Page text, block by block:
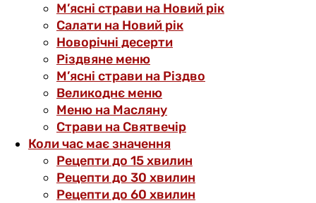
М’ясні страви на Новий рік
Салати на Новий рік
Новорічні десерти
Різдвяне меню
М’ясні страви на Різдво
Великоднє меню
Меню на Масляну
Страви на Святвечір
Коли час має значення
Рецепти до 15 хвилин
Рецепти до 30 хвилин
Рецепти до 60 хвилин